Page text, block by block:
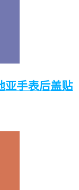
亚手表后盖贴